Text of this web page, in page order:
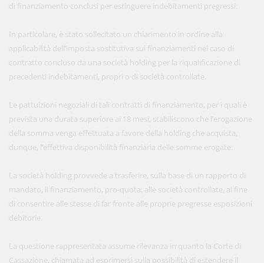
di finanziamento conclusi per estinguere indebitamenti pregressi.
In particolare, è stato sollecitato un chiarimento in ordine alla
applicabilità dell’imposta sostitutiva sui finanziamenti nel caso di
contratto concluso da una società holding per la riqualificazione di
precedenti indebitamenti, propri o di società controllate.
Le pattuizioni negoziali di tali contratti di finanziamento, per i quali è
prevista una durata superiore ai 18 mesi, stabiliscono che l’erogazione
della somma venga effettuata a favore della holding che acquista,
dunque, l’effettiva disponibilità finanziaria delle somme erogate.
La società holding provvede a trasferire, sulla base di un rapporto di
mandato, il finanziamento, pro-quota, alle società controllate, al fine
di consentire alle stesse di far fronte alle proprie pregresse esposizioni
debitorie.
La questione rappresentata assume rilevanza in quanto la Corte di
Cassazione, chiamata ad esprimersi sulla possibilità di estendere il